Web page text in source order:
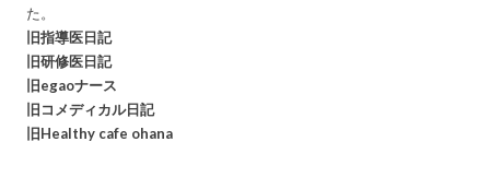
た。
旧指導医日記
旧研修医日記
旧egaoナース
旧コメディカル日記
旧Healthy cafe ohana